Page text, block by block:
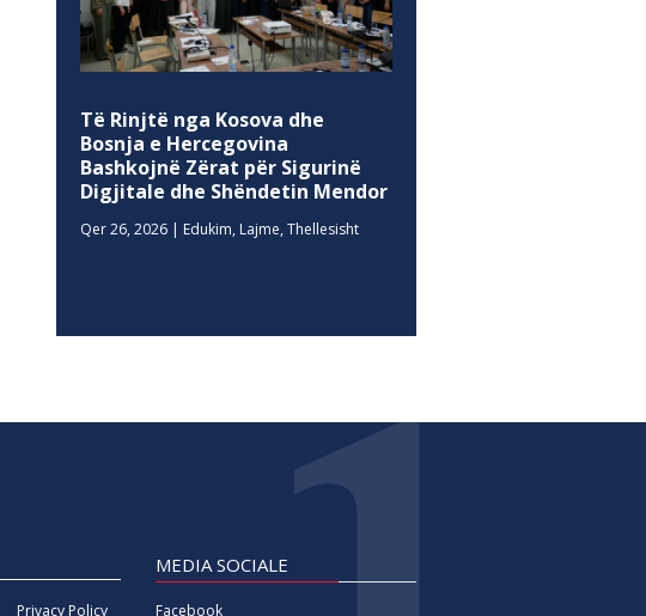
Të Rinjtë nga Kosova dhe
Bosnja e Hercegovina
Bashkojnë Zërat për Sigurinë
Digjitale dhe Shëndetin Mendor
Qer 26, 2026 | Edukim, Lajme,Thellesisht
Privacy Policy
MEDIA SOCIALE
Facebook